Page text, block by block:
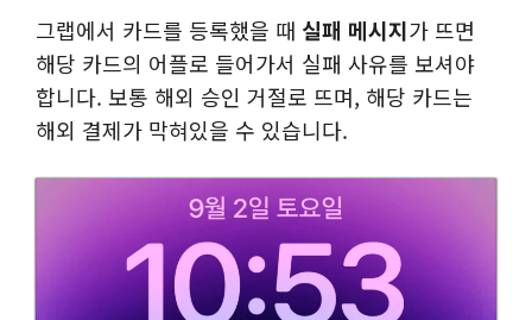
그랩에서 카드를 등록했을 때 실패 메시지가 뜨면
해당 카드의 어플로 들어가서 실패 사유를 보셔야
합니다. 보통 해외 승인 거절로 뜨며, 해당 카드는
해외 결제가 막혀있을 수 있습니다.